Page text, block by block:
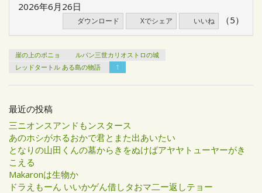
2026年6月26日
ダウンロード Xでシェア いいね （5）
崖の上のポニョ
ルパン三世カリオストロの城
レッドタートル ある島の物語
1
最近の投稿
三ニオンスアンドもンスタース
あのホシがホるおかで君とまた出あいたい
となりの山田くんの墓からきをぬけばアヤヤトューヤーがき
こえる
Makaronは生物か
ドラえもーん いいかゲん借しタおマ二ー返しテョー